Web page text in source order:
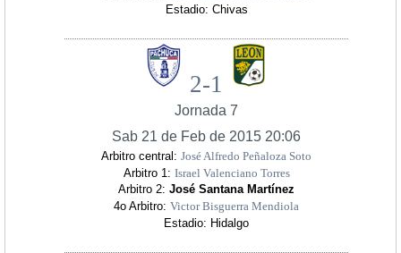
Estadio: Chivas
2-1
Jornada 7
Sab 21 de Feb de 2015 20:06
Arbitro central:José Alfredo Peñaloza Soto
Arbitro 1: Israel Valenciano Torres
Arbitro 2:José Santana Martínez
4o Arbitro:Victor Bisguerra Mendiola
Estadio: Hidalgo